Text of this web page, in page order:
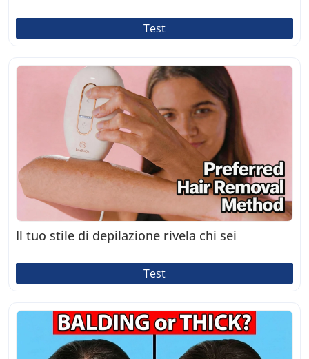
Test
Il tuo stile di depilazione rivela chi sei
Test